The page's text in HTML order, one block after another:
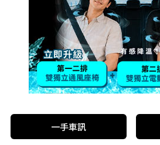
一手車訊